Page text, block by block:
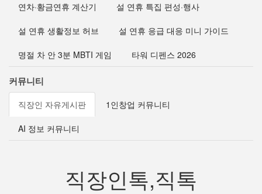
연차·황금연휴 계산기 설 연휴 특집 편성·행사
설 연휴 생활정보 허브 설 연휴 응급 대응 미니 가이드
명절 차 안 3분 MBTI 게임 타워 디펜스 2026
커뮤니티
직장인 자유게시판 1인창업 커뮤니티
AI 정보 커뮤니티
직장인톡,직톡